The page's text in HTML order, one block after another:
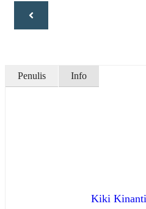
Penulis Info
Kiki Kinanti